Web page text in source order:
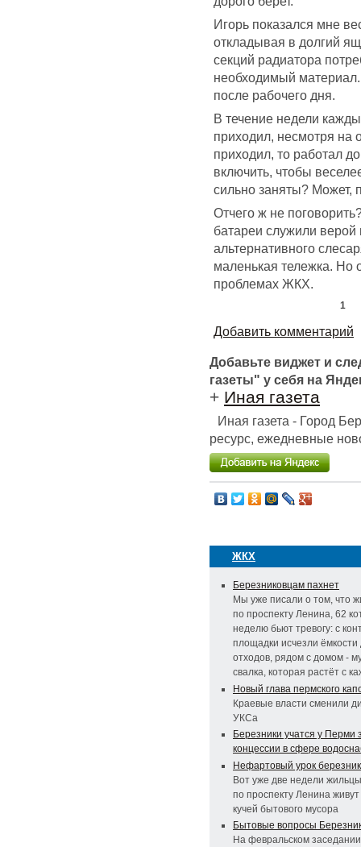
Игорь показался мне
откладывая в долгий
секций радиатора
необходимый
после рабочего дня.
В течение недели
приходил, несмотря на
приходил, то работал
включить, чтобы
сильно заняты? Может,
Отчего ж не
батареи служили
альтернативного
маленькая тележка. Но
проблемах ЖКХ.
1
Добавить комментарий
Добавьте виджет и
газеты" у себя на
+ Иная газета
Иная газета - Город
ресурс, ежедневные
ЖКХ
Березниковцам пахнет
Мы уже писали о том, что
по проспекту Ленина, 62
неделю бьют тревогу: с
площадки исчезли ёмкости
отходов, рядом с домом -
свалка, которая растёт с
Новый глава пермского
Краевые власти сменили
УКСа
Березники учатся у Перми
концессии в сфере
Нефартовый урок
Вот уже две недели
по проспекту Ленина
кучей бытового мусора
Бытовые вопросы
На февральском заседании